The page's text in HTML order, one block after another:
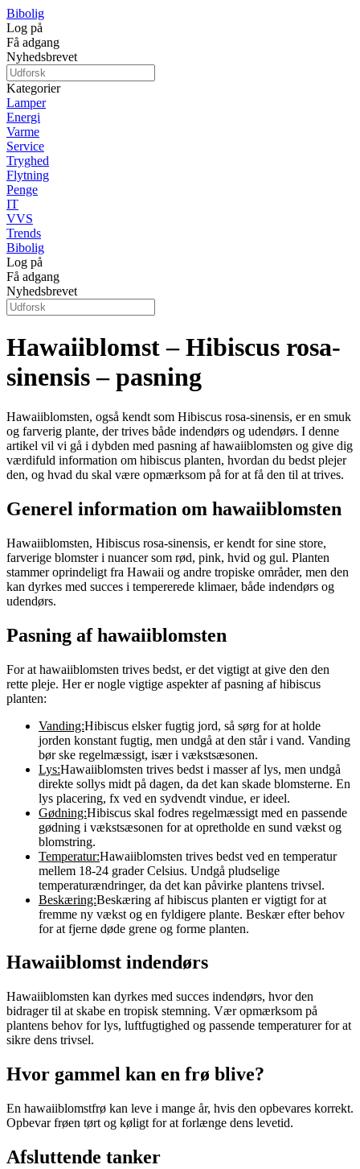
Bibolig
Log på
Få adgang
Nyhedsbrevet
Kategorier
Lamper
Energi
Varme
Service
Tryghed
Flytning
Penge
IT
VVS
Trends
Bibolig
Log på
Få adgang
Nyhedsbrevet
Hawaiiblomst – Hibiscus rosa-
sinensis – pasning
Hawaiiblomsten, også kendt som Hibiscus rosa-sinensis, er en smuk
og farverig plante, der trives både indendørs og udendørs. I denne
artikel vil vi gå i dybden med pasning af hawaiiblomsten og give dig
værdifuld information om hibiscus planten, hvordan du bedst plejer
den, og hvad du skal være opmærksom på for at få den til at trives.
Generel information om hawaiiblomsten
Hawaiiblomsten, Hibiscus rosa-sinensis, er kendt for sine store,
farverige blomster i nuancer som rød, pink, hvid og gul. Planten
stammer oprindeligt fra Hawaii og andre tropiske områder, men den
kan dyrkes med succes i tempererede klimaer, både indendørs og
udendørs.
Pasning af hawaiiblomsten
For at hawaiiblomsten trives bedst, er det vigtigt at give den den
rette pleje. Her er nogle vigtige aspekter af pasning af hibiscus
planten:
Vanding:Hibiscus elsker fugtig jord, så sørg for at holde
jorden konstant fugtig, men undgå at den står i vand. Vanding
bør ske regelmæssigt, især i vækstsæsonen.
Lys:Hawaiiblomsten trives bedst i masser af lys, men undgå
direkte sollys midt på dagen, da det kan skade blomsterne. En
lys placering, fx ved en sydvendt vindue, er ideel.
Gødning:Hibiscus skal fodres regelmæssigt med en passende
gødning i vækstsæsonen for at opretholde en sund vækst og
blomstring.
Temperatur:Hawaiiblomsten trives bedst ved en temperatur
mellem 18-24 grader Celsius. Undgå pludselige
temperaturændringer, da det kan påvirke plantens trivsel.
Beskæring:Beskæring af hibiscus planten er vigtigt for at
fremme ny vækst og en fyldigere plante. Beskær efter behov
for at fjerne døde grene og forme planten.
Hawaiiblomst indendørs
Hawaiiblomsten kan dyrkes med succes indendørs, hvor den
bidrager til at skabe en tropisk stemning. Vær opmærksom på
plantens behov for lys, luftfugtighed og passende temperaturer for at
sikre dens trivsel.
Hvor gammel kan en frø blive?
En hawaiiblomstfrø kan leve i mange år, hvis den opbevares korrekt.
Opbevar frøen tørt og køligt for at forlænge dens levetid.
Afsluttende tanker